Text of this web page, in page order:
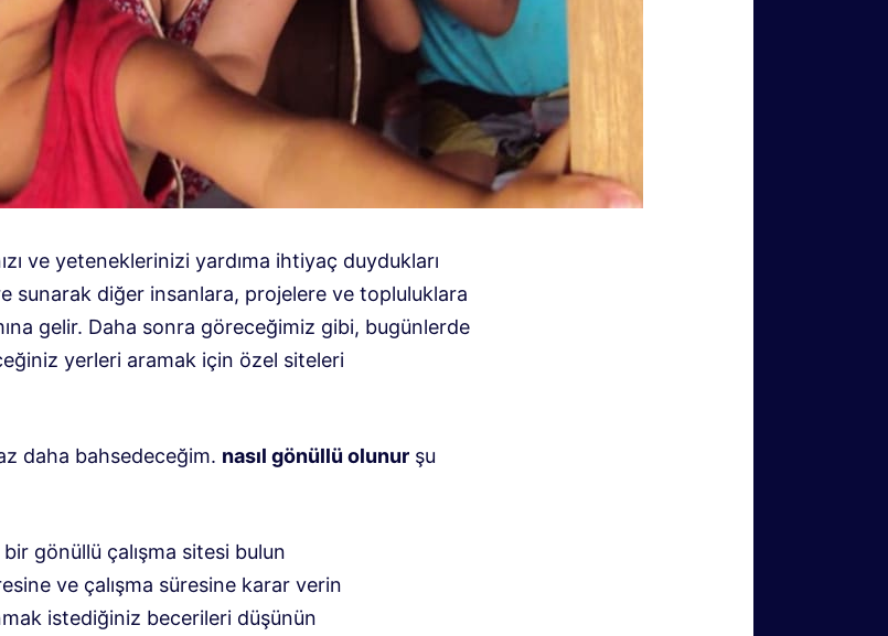
ve yeteneklerinizi yardıma ihtiyaç duydukları
sunarak diğer insanlara, projelere ve topluluklara
gelir. Daha sonra göreceğimiz gibi, bugünlerde
yerleri aramak için özel siteleri
daha bahsedeceğim. nasıl gönüllü olunur şu
bir gönüllü çalışma sitesi bulun
ve çalışma süresine karar verin
istediğiniz becerileri düşünün